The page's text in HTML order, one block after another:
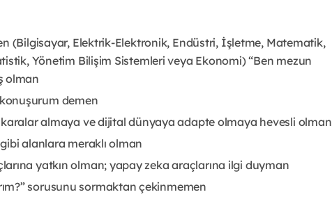
(Bilgisayar, Elektrik-Elektronik, Endüstri, İşletme, Matematik,
Yönetim Bilişim Sistemleri veya Ekonomi) “Ben mezun
olman
demen
karalar almaya ve dijital dünyaya adapte olmaya hevesli olman
alanlara meraklı olman
yatkın olman; yapay zeka araçlarına ilgi duyman
sorusunu sormaktan çekinmemen